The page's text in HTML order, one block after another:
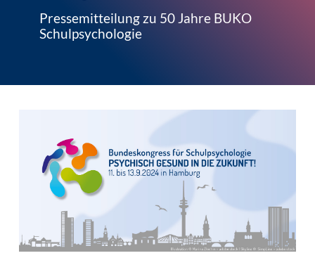
Pressemitteilung zu 50 Jahre BUKO
Schulpsychologie